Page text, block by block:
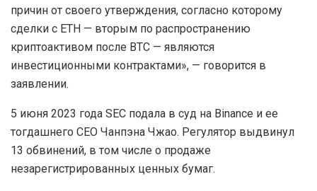
причин от своего утверждения, согласно которому
сделки с ETH — вторым по распространению
криптоактивом после BTC — являются
инвестиционными контрактами», — говорится в
заявлении.
5 июня 2023 года SEC подала в суд на Binance и ее
тогдашнего CEO Чанпэна Чжао. Регулятор выдвинул
13 обвинений, в том числе о продаже
незарегистрированных ценных бумаг.